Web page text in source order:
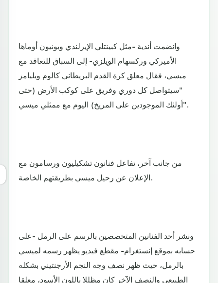
وانضمت أندية -مثل كبينتلي الإيرلندي ويونيون أوماها
الأميركي وركسهام الويلزي- إلى السباق للتعاقد مع
ميسي، فقال معلق كرة القدم البريطاني كالوم ويليامز
"سيتواصل كل دوري وفريق على كوكب الأرض (حتى
أولئك الموجودين على المريخ) اليوم مع ممثلي ميسي".
من جانب آخر، تفاعل فنانون تشكيليون ورسامون مع
الإعلان عن رحيل ميسي بطريقتهم الخاصة.
ونشر أحد الفنانين المتخصصين بالرسم على الرمل -على
حسابه بموقع إنستغرام- مقطع فيديو يظهر رسمه لميسي
بالرمل، حيث ظهر نصف وجه النجم الأرجنتيني بشكله
الطبيعي والنصف الآخر كان مظللا باللون الأسود، معلقا